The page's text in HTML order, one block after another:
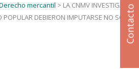
mercantil > LA CNMV INVESTIGA SI
POPULAR DEBIERON IMPUTARSE NO SÓLO
Contacto